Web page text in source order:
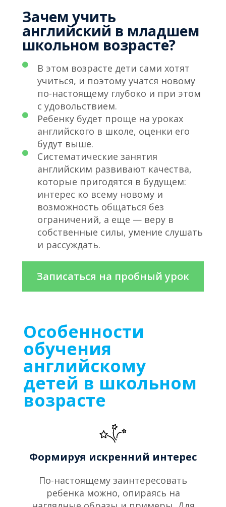
Зачем учить
английский в младшем
школьном возрасте?
В этом возрасте дети сами хотят
учиться, и поэтому учатся новому
по-настоящему глубоко и при этом
с удовольствием.
Ребенку будет проще на уроках
английского в школе, оценки его
будут выше.
Систематические занятия
английским развивают качества,
которые пригодятся в будущем:
интерес ко всему новому и
возможность общаться без
ограничений, а еще — веру в
собственные силы, умение слушать
и рассуждать.
Записаться на пробный урок
Особенности
обучения
английскому
детей в школьном
возрасте
Формируя искренний интерес
По-настоящему заинтересовать
ребенка можно, опираясь на